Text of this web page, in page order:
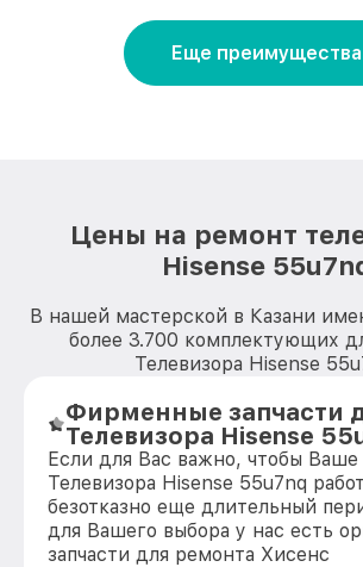
Еще преимущества
Цены на ремонт
Hisense
В нашей мастерской в Казани
более 3.700 комплектующих
Телевизора Hisense
Фирменные запчасти
Телевизора Hisense
Если для Вас важно, чтобы Ваше
Телевизора Hisense 55u7nq
безотказно еще длительный
для Вашего выбора у нас есть
запчасти для ремонта Хисенс